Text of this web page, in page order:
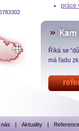
práce
Říká se
má řadu
| Aktuality | Reference